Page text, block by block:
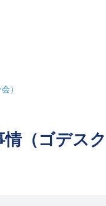
）
（ゴデス